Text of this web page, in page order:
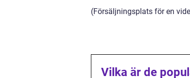
(Försäljningsplats för en
Vilka är de